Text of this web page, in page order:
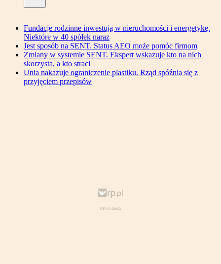
Fundacje rodzinne inwestują w nieruchomości i energetykę.
Niektóre w 40 spółek naraz
Jest sposób na SENT. Status AEO może pomóc firmom
Zmiany w systemie SENT. Ekspert wskazuje kto na nich
skorzysta, a kto straci
Unia nakazuje ograniczenie plastiku. Rząd spóźnia się z
przyjęciem przepisów